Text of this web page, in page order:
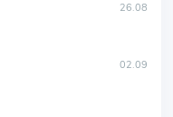
26.08
02.09